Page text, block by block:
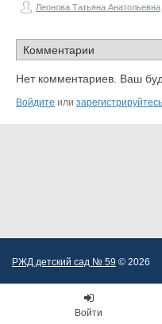
Леонова Татьяна Анатольевна
Нет комментариев. Ваш
Войдите или зарегистрируйтесь
РЖД детский сад № 59 © 2026
Войти